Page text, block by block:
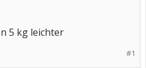
5 kg leichter
#1